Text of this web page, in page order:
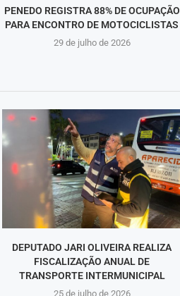
PENEDO REGISTRA 88% DE OCUPAÇÃO
PARA ENCONTRO DE MOTOCICLISTAS
29 de julho de 2026
DEPUTADO JARI OLIVEIRA REALIZA
FISCALIZAÇÃO ANUAL DE
TRANSPORTE INTERMUNICIPAL
25 de julho de 2026